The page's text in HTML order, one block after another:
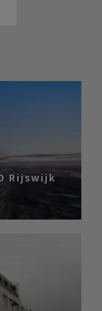
Rijswijk